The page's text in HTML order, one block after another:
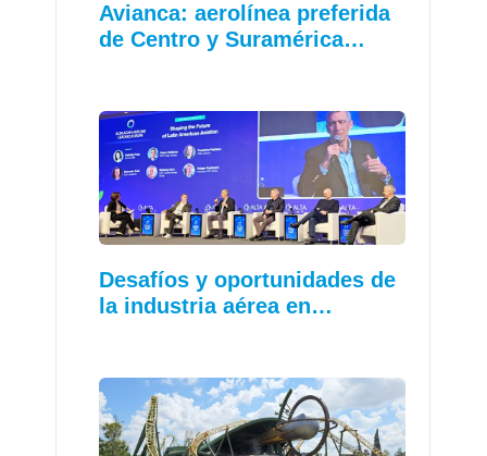
Avianca: aerolínea preferida
de Centro y Suramérica…
Desafíos y oportunidades de
la industria aérea en…